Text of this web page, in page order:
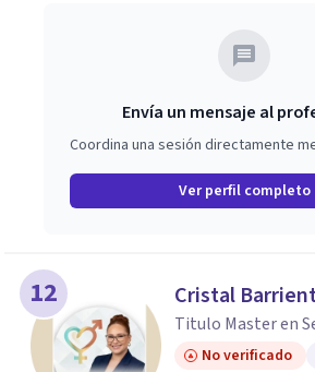
Envía un mensaje al
Coordina una sesión directamente
Ver perfil completo
12 Cristal
Titulo Master en
No verificado